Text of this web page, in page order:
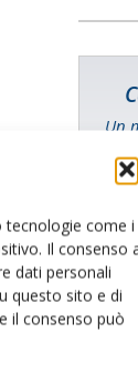
tecnologie come i
Il consenso
dati personali
questo sito e di
il consenso può
Un
I